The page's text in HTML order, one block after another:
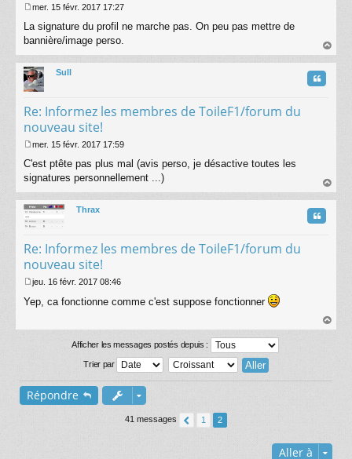
e
s
a
g
e
mer. 15 févr. 2017 17:27
La signature du profil ne marche pas. On peu pas mettre de
bannière/image perso.
au
Sull
Re: Informez les membres de ToileF1/forum du
nouveau site!
Citation
e
s
a
g
e
mer. 15 févr. 2017 17:59
C'est ptête pas plus mal (avis perso, je désactive toutes les
signatures personnellement ...)
au
Thrax
Re: Informez les membres de ToileF1/forum du
nouveau site!
Citation
e
jeu. 16 févr. 2017 08:46
Yep, ca fonctionne comme c'est suppose fonctionner
au
Afficher les messages postés depuis :
Trier par
Répondre
41 messages 1 2
Aller à